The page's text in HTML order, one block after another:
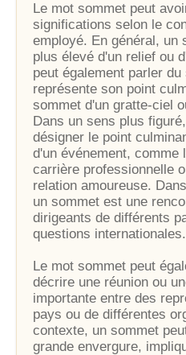
Le mot sommet peut
significations selon le
employé. En général, un
plus élevé d'un relief ou
peut également parler
représente son point
sommet d'un gratte-ciel
Dans un sens plus
désigner le point
d'un événement, comme
carrière professionnelle
relation amoureuse.
un sommet est une
dirigeants de différents
questions internationales.
Le mot sommet peut
décrire une réunion ou
importante entre des
pays ou de différentes
contexte, un sommet
grande envergure,